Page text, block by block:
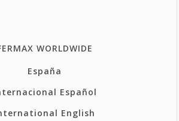
WORLDWIDE
España
Español
English